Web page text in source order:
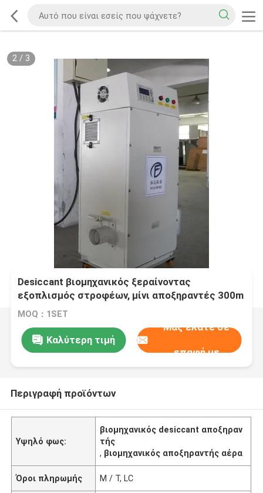
2/ 3
Desiccant βιομηχανικός ξεραίνοντας
εξοπλισμός στροφέων, μίνι αποξηραντές 300m
³ /h
MOQ：1SET
Καλύτερη τιμή
Μας ελάτε σε
επαφή με
Περιγραφή προϊόντων
Υψηλό φως:
βιομηχανικός desiccant αποξηραν
τής
, βιομηχανικός αποξηραντής αέρα
Όροι πληρωμής Μ / Τ, LC